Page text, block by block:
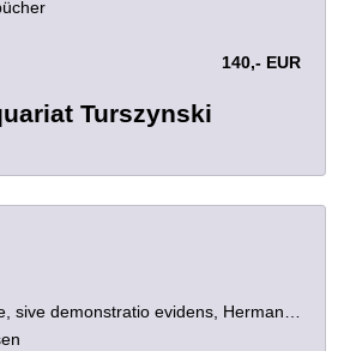
140,- EUR
Turszynski
Vindiciae Billinganae, sive demonstratio evidens, Hermannum Billingum, primum ob Ottone M. Imperatore, Saxoniae Borealis institutum Ducem, non equestris ordinis hominem, nedum pauperis agricolae filium, sed ex illustri generosaq[ue] familia Saxonica oriundum fuisse. Helmstaedt, Lucius 1615. Mit blattgr. Holzschnitt. 4 Bll., 32 S. Alter Umschlag aus Marmorpapier. 17,5 x 14 cm.